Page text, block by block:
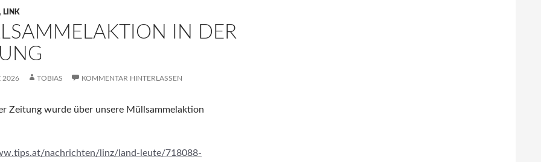
, LINK
IN DER
2026 TOBIAS KOMMENTAR HINTERLASSEN
Zeitung wurde über unsere Müllsammelaktion
nachrichten/linz/land-leute/718088-